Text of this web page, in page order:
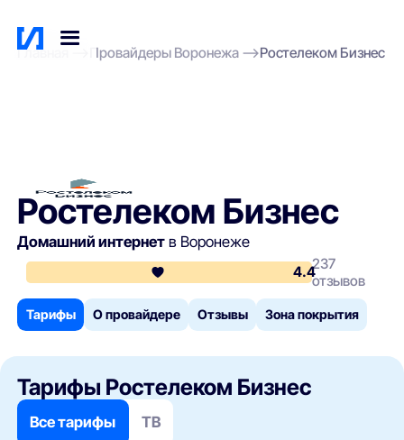
Главная Провайдеры Воронежа Ростелеком Бизнес
Ростелеком Бизнес
Домашний интернет в Воронеже
4.4237
отзывов
Тарифы О провайдере Отзывы Зона покрытия
Тарифы Ростелеком Бизнес
Все тарифы ТВ